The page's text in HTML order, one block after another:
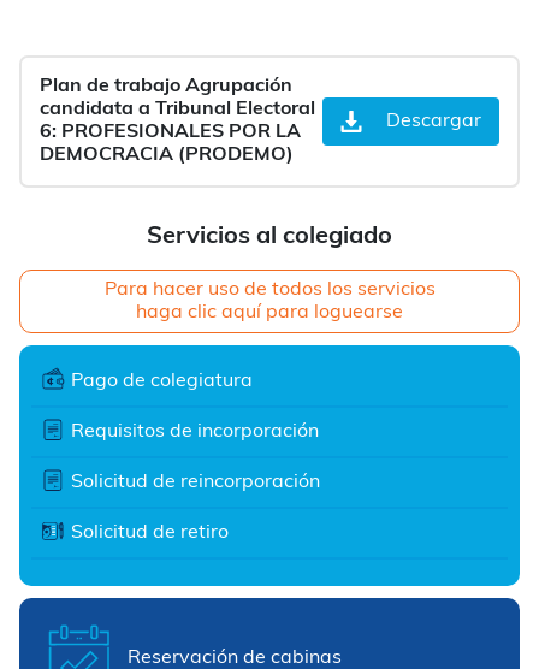
Servicios al colegiado
Para hacer uso de todos los servicios
haga clic aquí para loguearse
Pago de colegiatura
Requisitos de incorporación
Solicitud de reincorporación
Solicitud de retiro
Reservación de cabinas
Plan de trabajo Agrupación
candidata a Tribunal Electoral
6: PROFESIONALES POR LA
DEMOCRACIA (PRODEMO)
Descargar